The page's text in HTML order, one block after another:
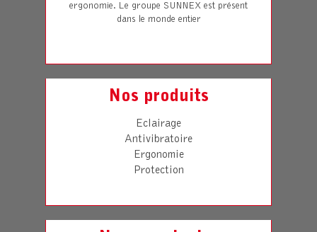
ergonomie. Le groupe SUNNEX est présent
dans le monde entier
Nos produits
Eclairage
Antivibratoire
Ergonomie
Protection